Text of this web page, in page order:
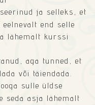
ja selleks, et
end selle
lähemalt kurssi
aga tunned, et
või täiendada.
sulle üldse
seda asja lähemalt